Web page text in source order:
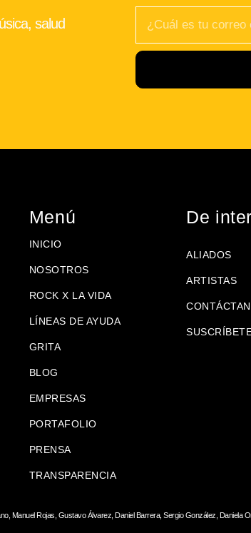
salud
Menú
INICIO
NOSOTROS
ROCK X LA VIDA
LÍNEAS DE AYUDA
GRITA
BLOG
EMPRESAS
PORTAFOLIO
PRENSA
TRANSPARENCIA
De
ALIADOS
ARTISTAS
Manuel Rojas, Gustavo Álvarez, Daniel Barrera, Sergio González, Daniela